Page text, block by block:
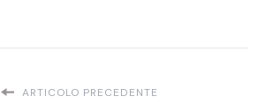
ARTICOLO PRECEDENTE